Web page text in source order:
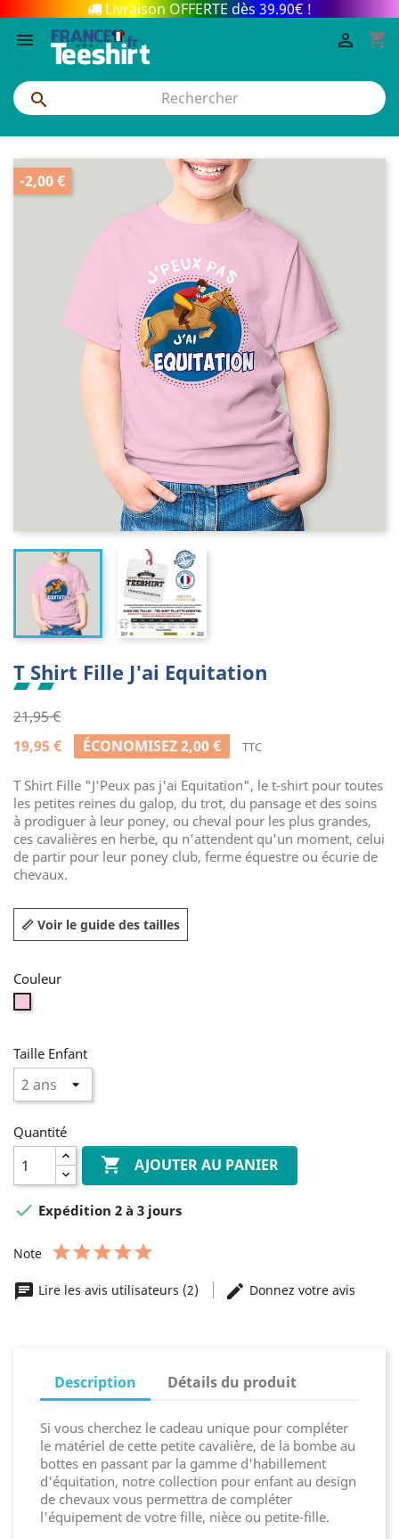
Livraison OFFERTE dès 39.90€ !
 shopping_cart


-2,00 €
T Shirt Fille J'ai Equitation
21,95 €
19,95 €
ÉCONOMISEZ 2,00 € TTC
T Shirt Fille "J'Peux pas j'ai Equitation", le t-shirt pour toutes
les petites reines du galop, du trot, du pansage et des soins
à prodiguer à leur poney, ou cheval pour les plus grandes,
ces cavalières en herbe, qu n'attendent qu'un moment, celui
de partir pour leur poney club, ferme équestre ou écurie de
chevaux.
📏 Voir le guide des tailles
Couleur
Taille Enfant
Quantité
 AJOUTER AU PANIER
 Expédition 2 à 3 jours
Note
Lire les avis utilisateurs (2) Donnez votre avis
Description Détails du produit
Si vous cherchez le cadeau unique pour compléter
le matériel de cette petite cavalière, de la bombe au
bottes en passant par la gamme d'habillement
d'équitation, notre collection pour enfant au design
de chevaux vous permettra de compléter
l'équipement de votre fille, nièce ou petite-fille.